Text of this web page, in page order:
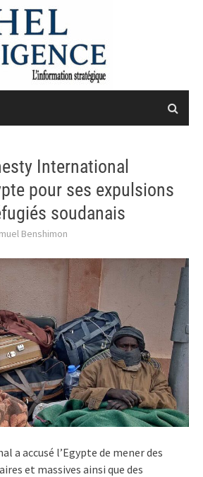
International
pour ses expulsions
soudanais
Benshimon
a accusé l’Egypte de mener des
et massives ainsi que des